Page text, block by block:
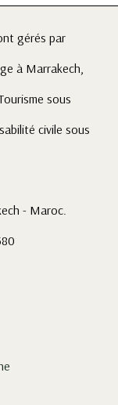
gérés par
à Marrakech,
sous
civile sous
- Maroc.